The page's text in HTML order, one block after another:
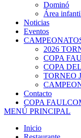
Dominó
Área
Noticias
Eventos
2026
COPA
COPA
TORNEO
Contacto
COPA
MENÚ PRINCIPAL
Inicio